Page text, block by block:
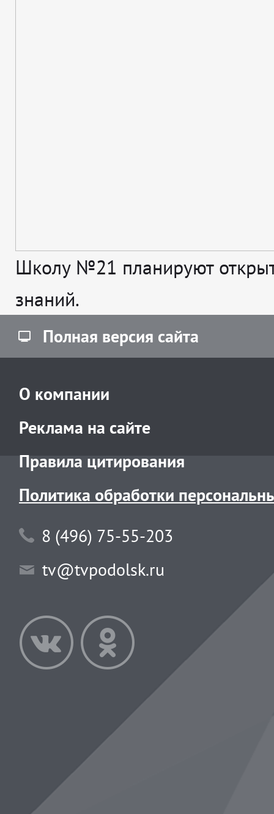
Школу №21 планируют
знаний.
Полная версия сайта
О компании
Реклама на сайте
Правила цитирования
Политика обработки
8 (496) 75-55-203
tv@tvpodolsk.ru